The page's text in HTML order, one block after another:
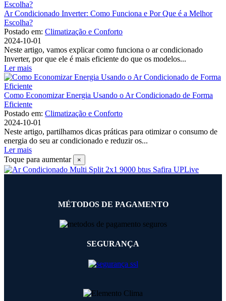
Ar Condicionado Inverter: Como Funciona e Por Que é a Melhor
Escolha?
Postado em: Climatização e Conforto
2024-10-01
Neste artigo, vamos explicar como funciona o ar condicionado
Inverter, por que ele é mais eficiente do que os modelos...
Ler mais
Como Economizar Energia Usando o Ar Condicionado de Forma
Eficiente
Postado em: Climatização e Conforto
2024-10-01
Neste artigo, partilhamos dicas práticas para otimizar o consumo de
energia do seu ar condicionado e reduzir os...
Ler mais
Toque para aumentar
×
MÉTODOS DE PAGAMENTO
SEGURANÇA